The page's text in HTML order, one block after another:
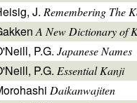
J. Remembering The
A New Dictionary of
P.G. Japanese Names
P.G. Essential Kanji
Daikanwajiten